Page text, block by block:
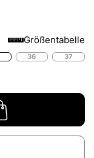
Größentabelle
36
37